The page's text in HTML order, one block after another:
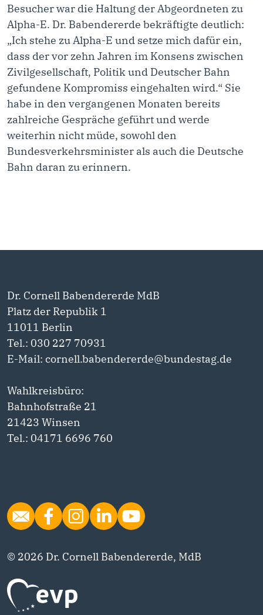
Besucher war die Haltung der Abgeordneten zu
Alpha-E. Dr. Babendererde bekräftigte deutlich:
„Ich stehe zu Alpha-E und setze mich dafür ein,
dass der vor zehn Jahren im Konsens zwischen
Zivilgesellschaft, Politik und Deutscher Bahn
gefundene Kompromiss eingehalten wird.“ Sie
habe in den vergangenen Monaten bereits
zahlreiche Gespräche geführt und werde
weiterhin nicht müde, sowohl den
Bundesverkehrsminister als auch die Deutsche
Bahn daran zu erinnern.
Dr. Cornell Babendererde MdB
Platz der Republik 1
11011 Berlin
Tel.: 030 227 70931
E-Mail: cornell.babendererde@bundestag.de
Wahlkreisbüro:
Bahnhofstraße 21
21423 Winsen
Tel.: 04171 6696 760
© 2026 Dr. Cornell Babendererde, MdB